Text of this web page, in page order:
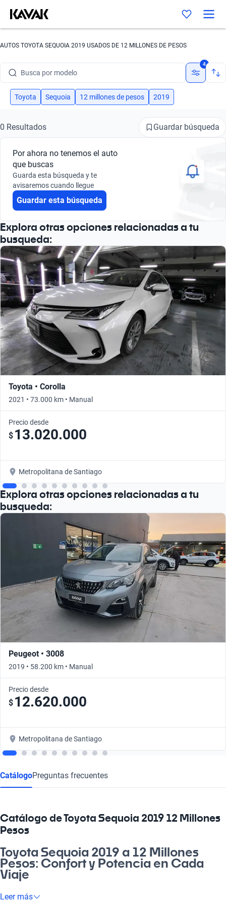
AUTOS TOYOTA SEQUOIA 2019 USADOS DE 12 MILLONES DE PESOS
Busca por marca
Busca por modelo
Busca por versión
Busca por marca
Busca por modelo
Busca por versión
4
Toyota Sequoia 12 millones de pesos 2019
0 Resultados Guardar búsqueda
Por ahora no tenemos el auto
que buscas
Guarda esta búsqueda y te
avisaremos cuando llegue
Guardar esta búsqueda
Explora otras opciones relacionadas a tu
busqueda:
Toyota • Corolla
2021 • 73.000 km • Manual
Precio desde
$ 13.020.000
Metropolitana de Santiago
Explora otras opciones relacionadas a tu
busqueda:
Peugeot • 3008
2019 • 58.200 km • Manual
Precio desde
$ 12.620.000
Metropolitana de Santiago
CatálogoPreguntas frecuentes
Catálogo de Toyota Sequoia 2019 12 Millones
Pesos
Toyota Sequoia 2019 a 12 Millones
Pesos: Confort y Potencia en Cada
Viaje
Imagínate tras el volante de un Toyota Sequoia 2019, donde
Leer más